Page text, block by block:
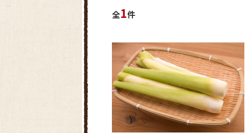
全1件